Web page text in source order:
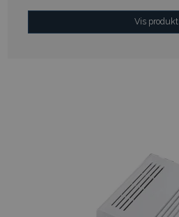
Vis produkt